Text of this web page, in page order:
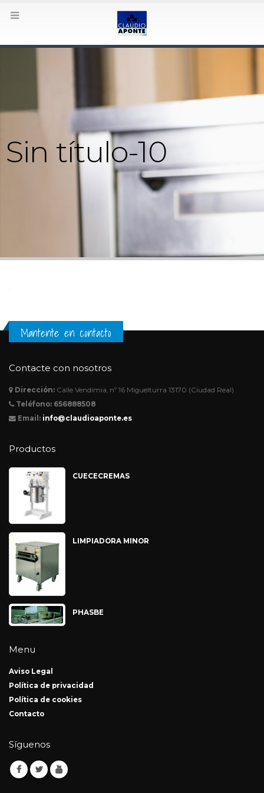
Sin título-10
Mantente en contacto
Contacte con nosotros
Dirección: Calle Vendimia, nº 16 Miguelturra 13170 (Ciudad Real)
Teléfono: 656888508
Email: info@claudioaponte.es
Productos
CUECECREMAS
LIMPIADORA MINOR
PHASBE
Menu
Aviso Legal
Política de privacidad
Política de cookies
Contacto
Síguenos